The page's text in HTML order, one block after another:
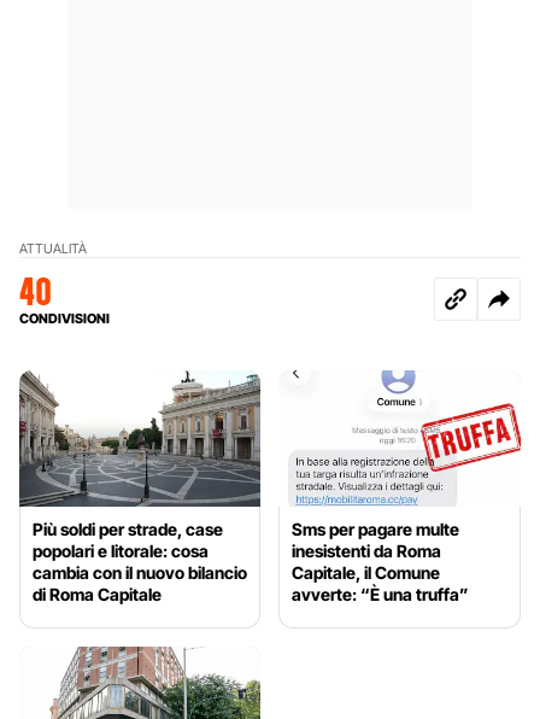
ATTUALITÀ
40
CONDIVISIONI
Più soldi per strade, case
popolari e litorale: cosa
cambia con il nuovo bilancio
di Roma Capitale
Sms per pagare multe
inesistenti da Roma
Capitale, il Comune
avverte: “È una truffa”